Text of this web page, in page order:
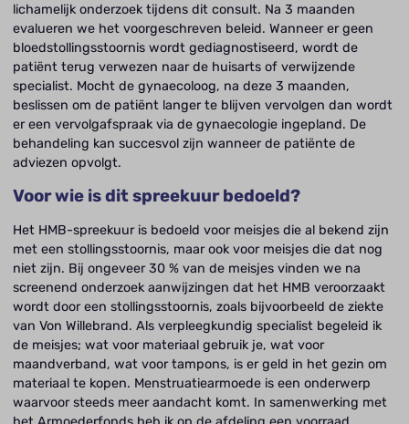
lichamelijk onderzoek tijdens dit consult. Na 3 maanden
evalueren we het voorgeschreven beleid. Wanneer er geen
bloedstollingsstoornis wordt gediagnostiseerd, wordt de
patiënt terug verwezen naar de huisarts of verwijzende
specialist. Mocht de gynaecoloog, na deze 3 maanden,
beslissen om de patiënt langer te blijven vervolgen dan wordt
er een vervolgafspraak via de gynaecologie ingepland. De
behandeling kan succesvol zijn wanneer de patiënte de
adviezen opvolgt.
Voor wie is dit spreekuur bedoeld?
Het HMB-spreekuur is bedoeld voor meisjes die al bekend zijn
met een stollingsstoornis, maar ook voor meisjes die dat nog
niet zijn. Bij ongeveer 30 % van de meisjes vinden we na
screenend onderzoek aanwijzingen dat het HMB veroorzaakt
wordt door een stollingsstoornis, zoals bijvoorbeeld de ziekte
van Von Willebrand. Als verpleegkundig specialist begeleid ik
de meisjes; wat voor materiaal gebruik je, wat voor
maandverband, wat voor tampons, is er geld in het gezin om
materiaal te kopen. Menstruatiearmoede is een onderwerp
waarvoor steeds meer aandacht komt. In samenwerking met